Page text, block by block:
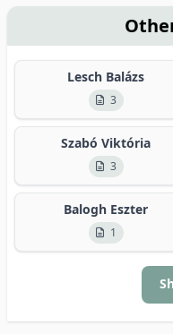
Lesch Balázs
3
Szabó Viktória
3
Balogh Eszter
1